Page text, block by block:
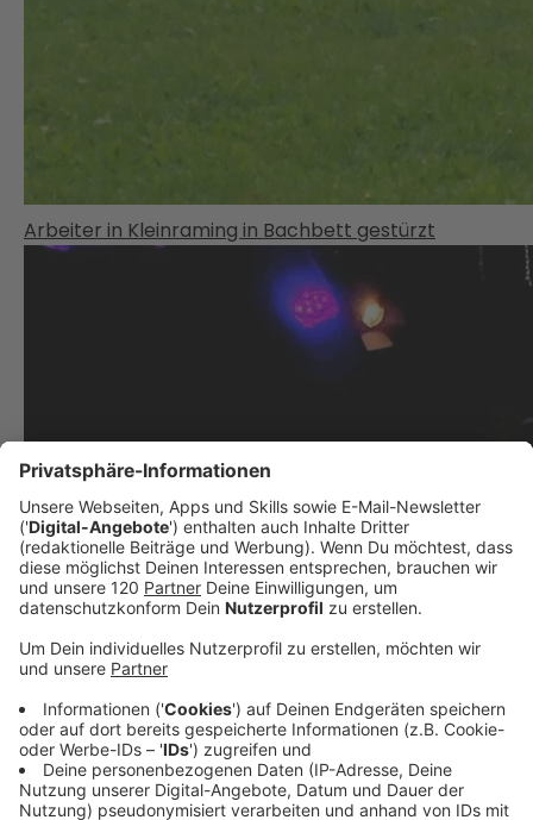
Arbeiter in Kleinraming in Bachbett gestürzt